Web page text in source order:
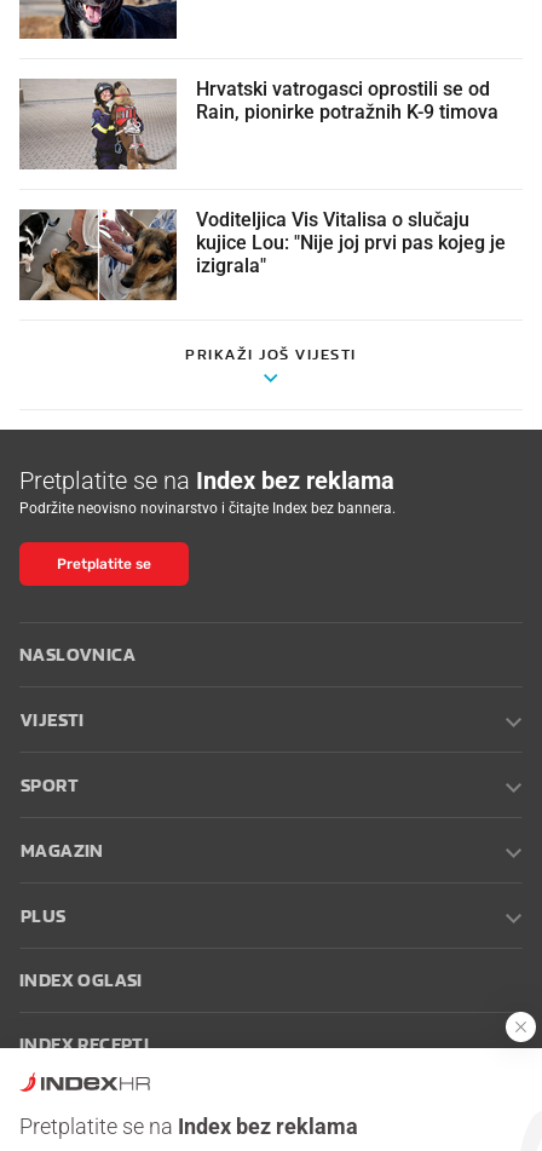
Hrvatski vatrogasci oprostili se od
Rain, pionirke potražnih K-9 timova
Voditeljica Vis Vitalisa o slučaju
kujice Lou: "Nije joj prvi pas kojeg je
izigrala"
PRIKAŽI JOŠ VIJESTI
Pretplatite se na Index bez reklama
Podržite neovisno novinarstvo i čitajte Index bez bannera.
Pretplatite se
NASLOVNICA
VIJESTI
SPORT
MAGAZIN
PLUS
INDEX OGLASI
INDEX RECEPTI
Pretplatite se na Index bez reklama